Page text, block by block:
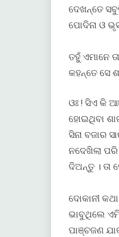
ଦେଖନ୍ତେ
ପୋଦିନା ଓ
ତହୁଁ ଏମାନେ
କହନ୍ତେ ସେ
ଓଃ ! ସିଏ କି
ହୋଇଥିବା
ସିନା ବଜାର
ନଦେଖିଲା
ଦିଅନ୍ତୁ । ତା
ଦୋକାନୀ
ଭାବୁଥିଲେ
ପାଞ୍ଚଜଣ